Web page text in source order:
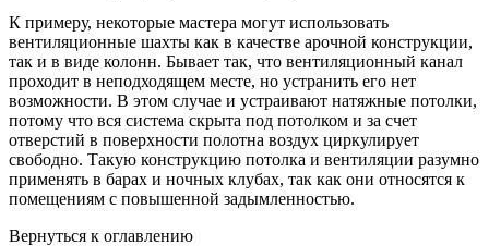
К примеру, некоторые мастера могут использовать
вентиляционные шахты как в качестве арочной конструкции,
так и в виде колонн. Бывает так, что вентиляционный канал
проходит в неподходящем месте, но устранить его нет
возможности. В этом случае и устраивают натяжные потолки,
потому что вся система скрыта под потолком и за счет
отверстий в поверхности полотна воздух циркулирует
свободно. Такую конструкцию потолка и вентиляции разумно
применять в барах и ночных клубах, так как они относятся к
помещениям с повышенной задымленностью.
Вернуться к оглавлению